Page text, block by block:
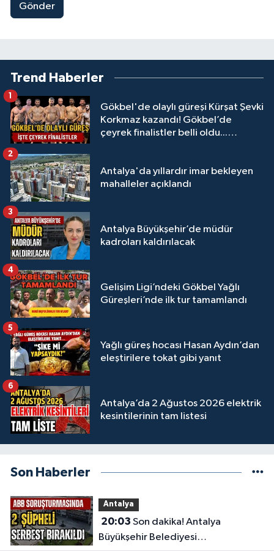
Gönder
Trend Haberler
Gökbel'de olaylı güreşi Kürşat Şevki
Korkmaz kazandı! Gökbel’de
çeyrek finalistler belli oldu...
1
Antalya'da yıllardır imar bekleyen
mahalleler açıklandı
2
Antalya Büyükşehir’de müdür
kadroları kaldırılacak
3
Gelişim Ligi’ndeki Gökbel Yağlı
Güreşleri’nde ilk tur tamamlandı
4
Yağlı güreş hocası Hasan Aydın’dan
eleştirilere tokat gibi yanıt
5
Antalya’da 2 Ağustos 2026 elektrik
kesintilerinin tam listesi
6
Son Haberler
Antalya
20:03
Büyükşehir Belediyesi